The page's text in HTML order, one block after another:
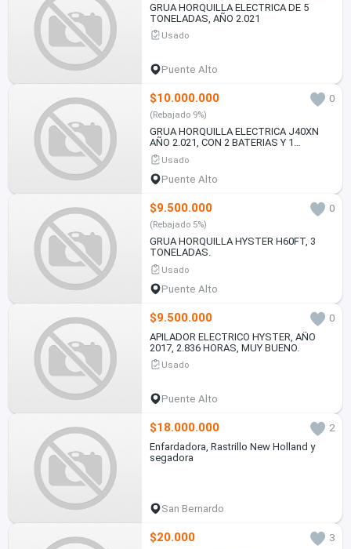
GRUA HORQUILLA ELECTRICA DE 5
TONELADAS, AÑO 2.021
Usado
Puente Alto
$10.000.000 0
(Rebajado 9%)
GRUA HORQUILLA ELECTRICA J40XN
AÑO 2.021, CON 2 BATERIAS Y 1
CARGADOR
Usado
Puente Alto
$9.500.000 0
(Rebajado 5%)
GRUA HORQUILLA HYSTER H60FT, 3
TONELADAS.
Usado
Puente Alto
$9.500.000
0
APILADOR ELECTRICO HYSTER, AÑO
2017, 2.836 HORAS, MUY BUENO.
Usado
Puente Alto
$18.000.000
2
Enfardadora, Rastrillo New Holland y
segadora
San Bernardo
$20.000
3